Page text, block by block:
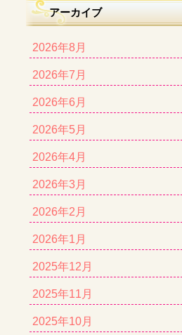
アーカイブ
2026年8月
2026年7月
2026年6月
2026年5月
2026年4月
2026年3月
2026年2月
2026年1月
2025年12月
2025年11月
2025年10月